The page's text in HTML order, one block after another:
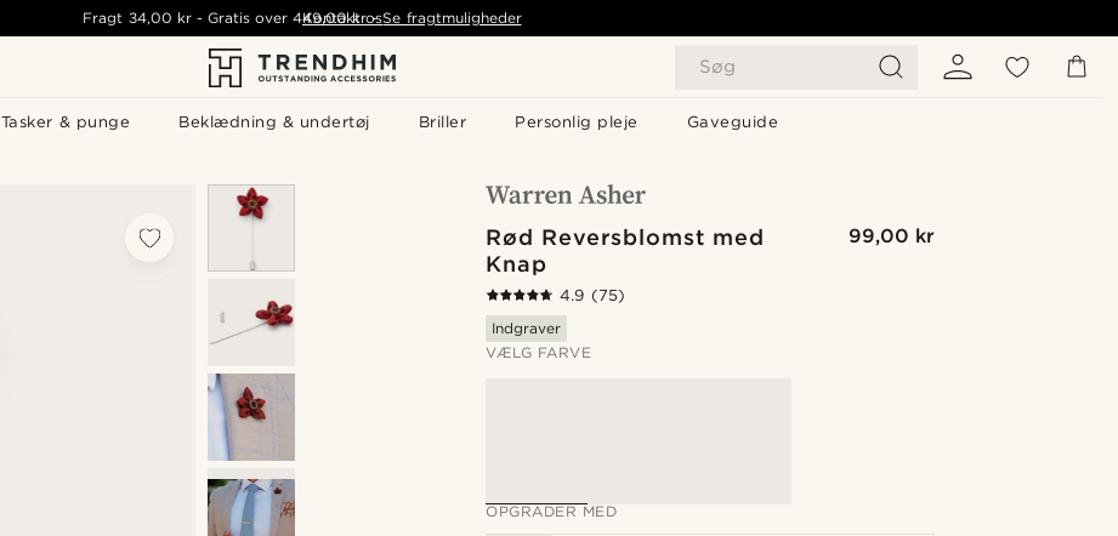
Søg
Tasker & punge Beklædning & undertøj Briller Personlig pleje Gaveguide
Fragt 34,00 kr- Gratis over 449,00 kr - Se fragtmuligheder
Kontakt os
Rød Reversblomst med
Knap
99,00 kr
4.9 (75)
Indgraver
VÆLG FARVE
OPGRADER MED